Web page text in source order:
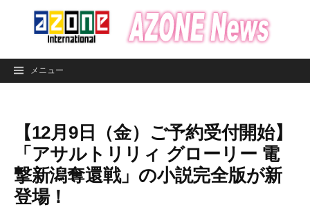
ン
メニュー
【12月9日（金）ご予約受付開始】
「アサルトリリィ グローリー 電
撃新潟奪還戦」の小説完全版が新
登場！